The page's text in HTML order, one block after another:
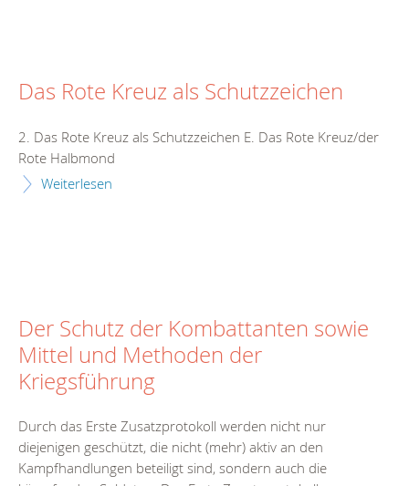
Das Rote Kreuz als Schutzzeichen
2. Das Rote Kreuz als Schutzzeichen E. Das Rote Kreuz/der
Rote Halbmond
Weiterlesen
Der Schutz der Kombattanten sowie
Mittel und Methoden der
Kriegsführung
Durch das Erste Zusatzprotokoll werden nicht nur
diejenigen geschützt, die nicht (mehr) aktiv an den
Kampfhandlungen beteiligt sind, sondern auch die